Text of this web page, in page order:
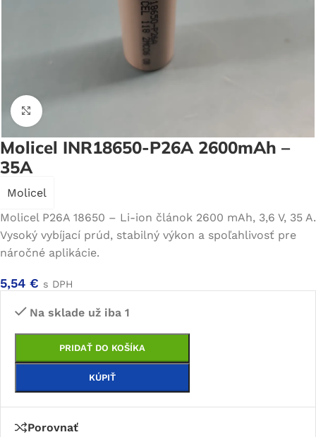
Click to enlarge
Molicel INR18650-P26A 2600mAh –
35A
Molicel
Molicel P26A 18650 – Li-ion článok 2600 mAh, 3,6 V, 35 A.
Vysoký vybíjací prúd, stabilný výkon a spoľahlivosť pre
náročné aplikácie.
5,54 € s DPH
Na sklade už iba 1
PRIDAŤ DO KOŠÍKA
KÚPIŤ
Porovnať